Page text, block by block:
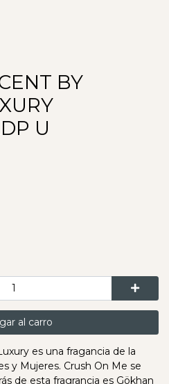
BY
U
al carro
es una fragancia de la
y Mujeres. Crush On Me se
de esta fragrancia es Gökhan